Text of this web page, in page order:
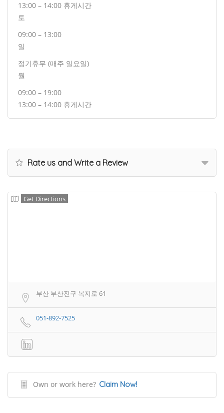
13:00 – 14:00 휴게시간
토
09:00 – 13:00
일
정기휴무 (매주 일요일)
월
09:00 – 19:00
13:00 – 14:00 휴게시간
Rate us and Write a Review
Get Directions
부산 부산진구 복지로 61
051-892-7525
Own or work here? Claim Now!